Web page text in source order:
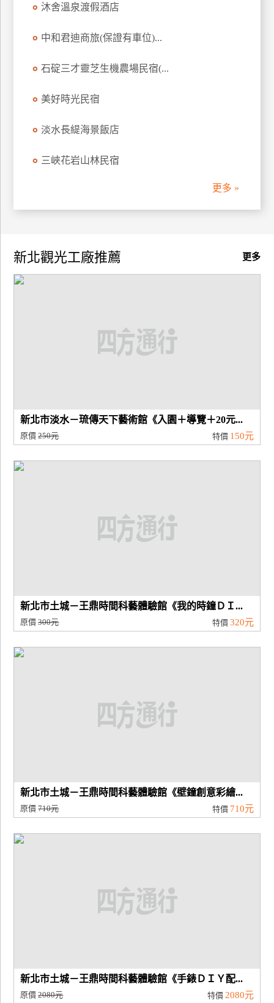
飯
作
計
商
沐舍溫泉渡假酒店
中和君迪商旅(保證有車位)...
石碇三才靈芝生機農場民宿(...
美好時光民宿
淡水長緹海景飯店
三峽花岩山林民宿
更多 »
更多
新北觀光工廠推薦
新北市淡水－琉傳天下藝術館《入園＋導覽＋20元...
原價250元 特價 150元
新北市土城－王鼎時間科藝體驗館《我的時鐘ＤＩ...
原價300元 特價 320元
新北市土城－王鼎時間科藝體驗館《壁鐘創意彩繪...
原價710元 特價 710元
新北市土城－王鼎時間科藝體驗館《手錶ＤＩＹ配...
原價2080元 特價 2080元